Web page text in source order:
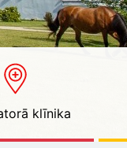
klīnika